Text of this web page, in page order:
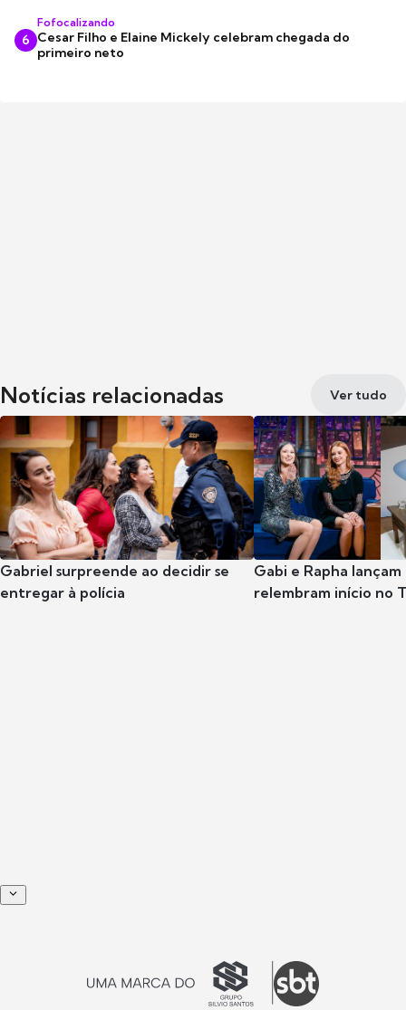
6
Fofocalizando
Cesar Filho e Elaine Mickely celebram chegada do
primeiro neto
Notícias relacionadas Ver tudo
Gabriel surpreende ao decidir se
entregar à polícia
Gabi e Rapha
relembram início no